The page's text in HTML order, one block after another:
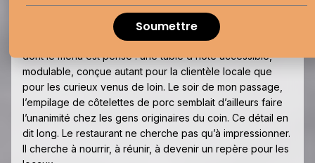
Une table d’hôte qui rassemble
Ce qui distingue aussiLe Relais des Florent
dont le menu est pensé : une table d’hôte accessible,
modulable, conçue autant pour la clientèle locale que
pour les curieux venus de loin. Le soir de mon passage,
l’empilage de côtelettes de porc semblait d’ailleurs faire
l’unanimité chez les gens originaires du coin. Ce détail en
dit long. Le restaurant ne cherche pas qu’à impressionner.
Il cherche à nourrir, à réunir, à devenir un repère pour les
Soumettre